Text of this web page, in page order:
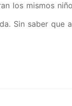
los mismos
Sin saber que
quería
con sed